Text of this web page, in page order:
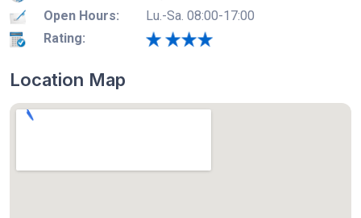
Open Hours:
Lu.-Sa. 08:00-17:00
Rating:
Location Map